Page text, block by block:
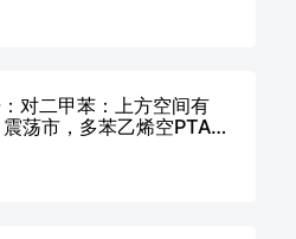
对二甲苯：上方空间有
荡市，多苯乙烯空PTA；